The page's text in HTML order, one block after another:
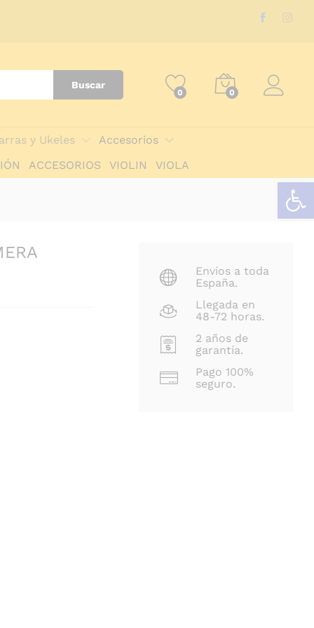
Buscar
0 0
y Ukeles
Accesorios
ACCESORIOS VIOLIN VIOLA
Envíos a toda
España.
Llegada en
48-72 horas.
2 años de
garantía.
Pago 100%
seguro.
Abrir barra de herramientas